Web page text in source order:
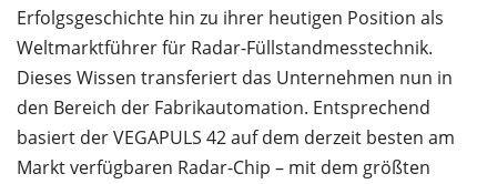
Erfolgsgeschichte hin zu ihrer heutigen Position als
Weltmarktführer für Radar-Füllstandmesstechnik.
Dieses Wissen transferiert das Unternehmen nun in
den Bereich der Fabrikautomation. Entsprechend
basiert der VEGAPULS 42 auf dem derzeit besten am
Markt verfügbaren Radar-Chip – mit dem größten